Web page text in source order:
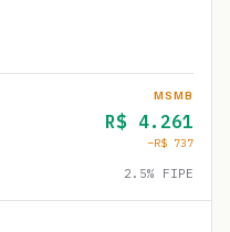
MSMB
R$ 4.261
−R$ 737
2.5% FIPE